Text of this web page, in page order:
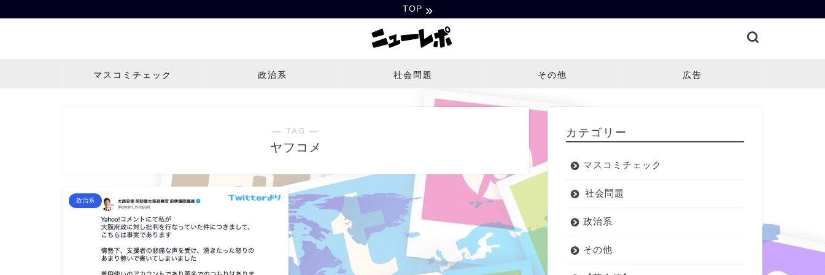
TOP
マスコミチェック 政治系 社会問題 その他 広告
― TAG ―
ヤフコメ
政治系
カテゴリー
マスコミチェック
社会問題
政治系
その他